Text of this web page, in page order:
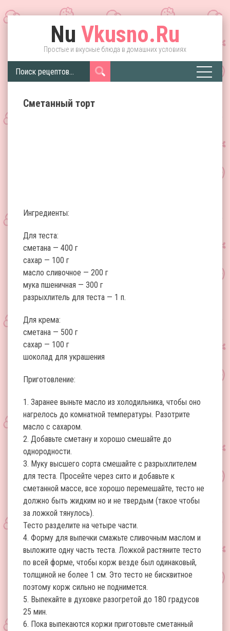
Nu Vkusno.Ru
Простые и вкусные блюда в домашних условиях
Сметанный торт
Ингредиенты:
Для теста:
сметана — 400 г
сахар — 100 г
масло сливочное — 200 г
мука пшеничная — 300 г
разрыхлитель для теста — 1 п.
Для крема:
сметана — 500 г
сахар — 100 г
шоколад для украшения
Приготовление:
1. Заранее выньте масло из холодильника, чтобы оно
нагрелось до комнатной температуры. Разотрите
масло с сахаром.
2. Добавьте сметану и хорошо смешайте до
однородности.
3. Муку высшего сорта смешайте с разрыхлителем
для теста. Просейте через сито и добавьте к
сметанной массе, все хорошо перемешайте, тесто не
должно быть жидким но и не твердым (такое чтобы
за ложкой тянулось).
Тесто разделите на четыре части.
4. Форму для выпечки смажьте сливочным маслом и
выложите одну часть теста. Ложкой растяните тесто
по всей форме, чтобы корж везде был одинаковый,
толщиной не более 1 см. Это тесто не бисквитное
поэтому корж сильно не поднимется.
5. Выпекайте в духовке разогретой до 180 градусов
25 мин.
6. Пока выпекаются коржи приготовьте сметанный